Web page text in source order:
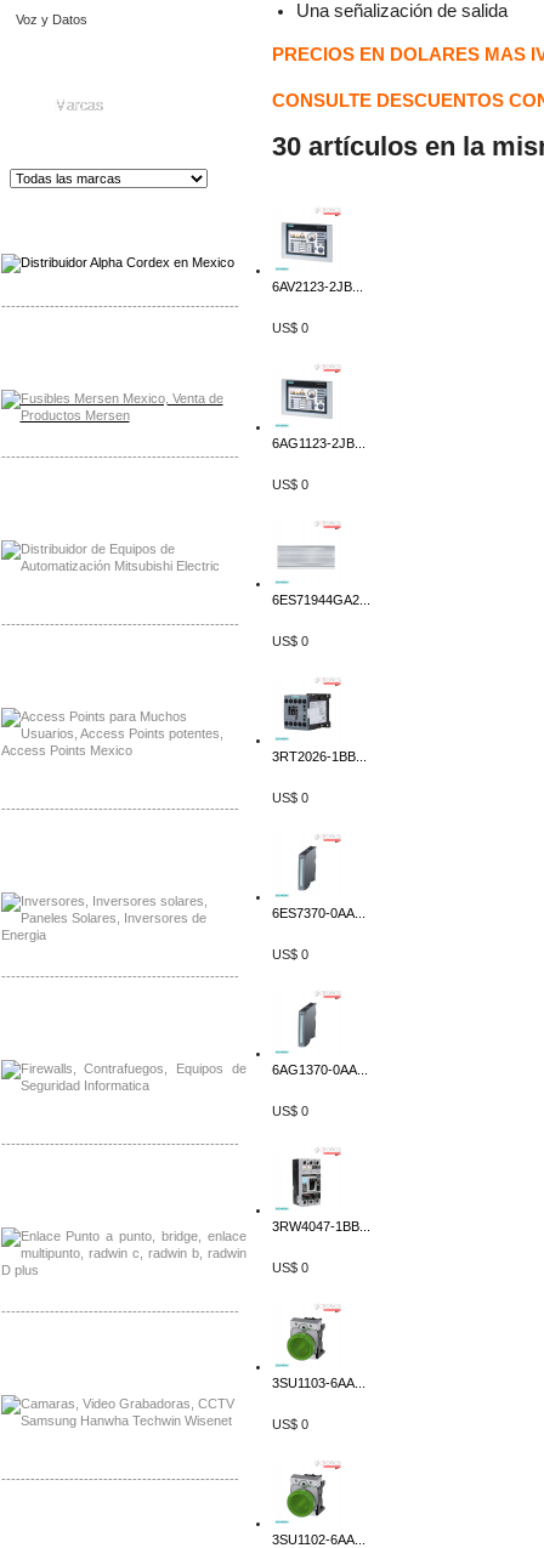
Voz y Datos
Marcas
-------------------------------------------------
-------------------------------------------------
-------------------------------------------------
-------------------------------------------------
-------------------------------------------------
-------------------------------------------------
-------------------------------------------------
-------------------------------------------------
Una señalización de salida
PRECIOS EN DOLARES MAS
CONSULTE DESCUENTOS
30 artículos en la
6AV2123-2JB...
US$ 0
6AG1123-2JB...
US$ 0
6ES71944GA2...
US$ 0
3RT2026-1BB...
US$ 0
6ES7370-0AA...
US$ 0
6AG1370-0AA...
US$ 0
3RW4047-1BB...
US$ 0
3SU1103-6AA...
US$ 0
3SU1102-6AA...